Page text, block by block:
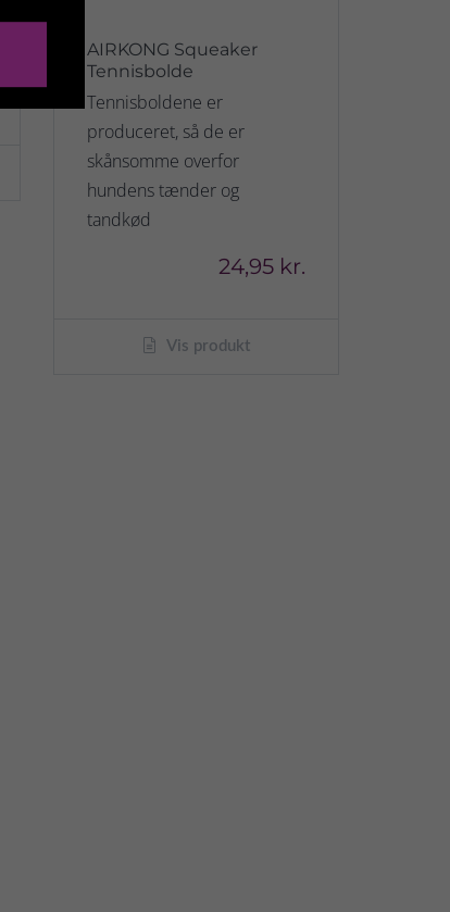
AIRKONG Squeaker
Tennisbolde
Tennisboldene er
produceret, så de er
skånsomme overfor
hundens tænder og
tandkød
24,95 kr.
Vis produkt